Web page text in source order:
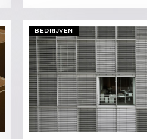
BEDRIJVEN